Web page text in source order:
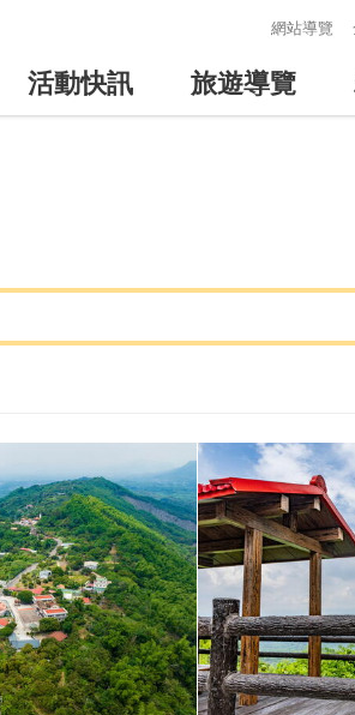
網站導覽
活動快訊 旅遊導覽